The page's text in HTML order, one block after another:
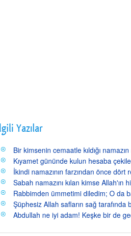
İlgili Yazılar
Bir kimsenin cemaatle kıldığı
Kıyamet gününde kulun hesaba
İkindi namazının farzından önce
Sabah namazını kılan kimse Allah'ın
Rabbimden ümmetimi diledim; O da
Şüphesiz Allah safların sağ
Abdullah ne iyi adam! Keşke bir de